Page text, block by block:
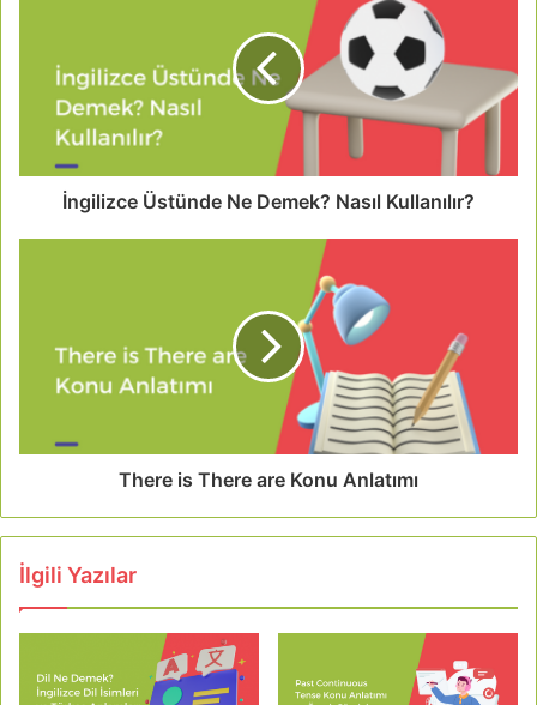
İngilizce Üstünde Ne Demek? Nasıl Kullanılır?
There is There are Konu Anlatımı
İlgili Yazılar